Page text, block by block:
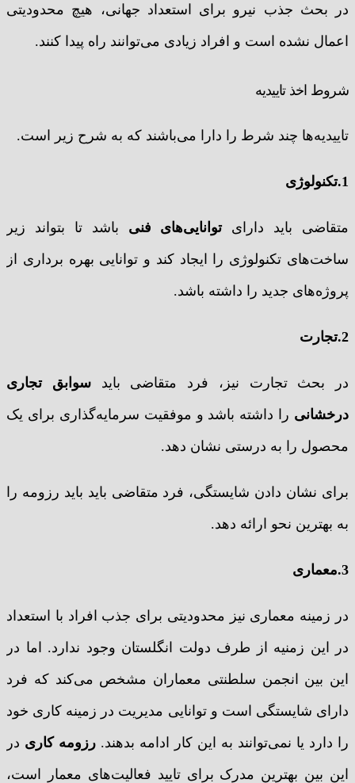
در بحث جذب نیرو برای استعداد جهانی، هیچ محدودیتی
اعمال نشده است و افراد زیادی می‌توانند راه پیدا کنند.
شروط اخذ تاییدیه
تاییدیه‌ها چند شرط را دارا می‌باشند که به شرح زیر است.
1.تکنولوژی
متقاضی باید دارای توانایی‌های فنی باشد تا بتواند زیر
ساخت‌های تکنولوژی را ایجاد کند و توانایی بهره برداری از
پروژه‌های جدید را داشته باشد.
2.تجارت
در بحث تجارت نیز، فرد متقاضی بایدسوابق تجاری
درخشانی را داشته باشد و موفقیت سرمایه‌گذاری برای یک
محصول را به درستی نشان دهد.
برای نشان دادن شایستگی، فرد متقاضی باید باید رزومه را
به بهترین نحو ارائه دهد.
3.معماری
در زمینه معماری نیز محدودیتی برای جذب افراد با استعداد
در این زمنیه از طرف دولت انگلستان وجود ندارد. اما در
این بین انجمن سلطنتی معماران مشخص می‌کند که فرد
دارای شایستگی است و توانایی مدیریت در زمینه کاری خود
را دارد یا نمی‌توانند به این کار ادامه بدهند. رزومه کاری در
این بین بهترین مدرک برای تایید فعالیت‌های معمار است،